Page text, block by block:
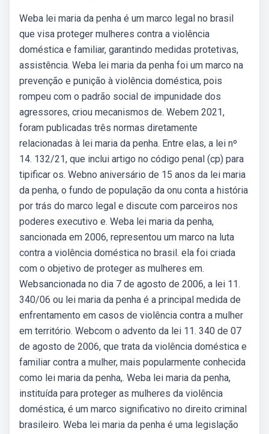
Weba lei maria da penha é um marco legal no brasil
que visa proteger mulheres contra a violência
doméstica e familiar, garantindo medidas protetivas,
assistência. Weba lei maria da penha foi um marco na
prevenção e punição à violência doméstica, pois
rompeu com o padrão social de impunidade dos
agressores, criou mecanismos de. Webem 2021,
foram publicadas três normas diretamente
relacionadas à lei maria da penha. Entre elas, a lei nº
14. 132/21, que inclui artigo no código penal (cp) para
tipificar os. Webno aniversário de 15 anos da lei maria
da penha, o fundo de população da onu conta a história
por trás do marco legal e discute com parceiros nos
poderes executivo e. Weba lei maria da penha,
sancionada em 2006, representou um marco na luta
contra a violência doméstica no brasil. ela foi criada
com o objetivo de proteger as mulheres em.
Websancionada no dia 7 de agosto de 2006, a lei 11.
340/06 ou lei maria da penha é a principal medida de
enfrentamento em casos de violência contra a mulher
em território. Webcom o advento da lei 11. 340 de 07
de agosto de 2006, que trata da violência doméstica e
familiar contra a mulher, mais popularmente conhecida
como lei maria da penha,. Weba lei maria da penha,
instituída para proteger as mulheres da violência
doméstica, é um marco significativo no direito criminal
brasileiro. Weba lei maria da penha é uma legislação